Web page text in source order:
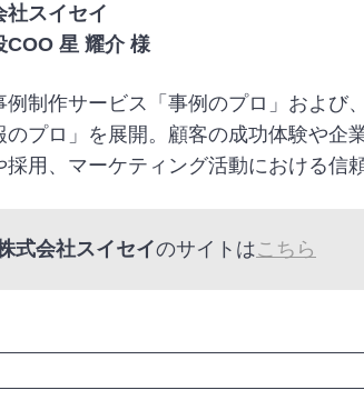
社スイセイ
COO 星 耀介 様
例制作サービス「事例のプロ」および
のプロ」を展開。顧客の成功体験や企
採用、マーケティング活動における信
式会社スイセイのサイトはこちら